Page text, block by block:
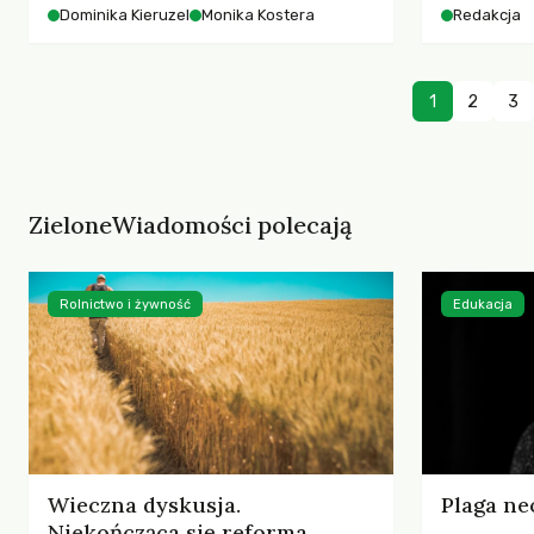
współczesnego miasta.
Dominika Kieruzel Monika Kostera Redakcja
1 2 3
ZieloneWiadomości polecają
Wieczna dyskusja.
Rolnictwo i żywność
Plaga
Edukacja